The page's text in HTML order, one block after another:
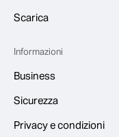
Scarica
Informazioni
Business
Sicurezza
Privacy e condizioni